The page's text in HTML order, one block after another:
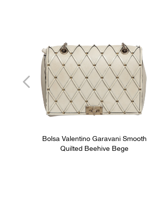
Bolsa Valentino Garavani Smooth
Quilted Beehive Bege